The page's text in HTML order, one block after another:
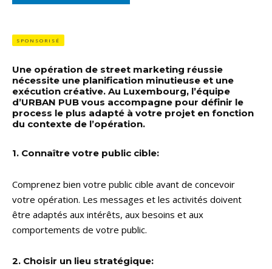
SPONSORISÉ
Une opération de street marketing réussie
nécessite une planification minutieuse et une
exécution créative. Au Luxembourg, l’équipe
d’URBAN PUB vous accompagne pour définir le
process le plus adapté à votre projet en fonction
du contexte de l’opération.
1. Connaître votre public cible:
Comprenez bien votre public cible avant de concevoir
votre opération. Les messages et les activités doivent
être adaptés aux intérêts, aux besoins et aux
comportements de votre public.
2. Choisir un lieu stratégique: